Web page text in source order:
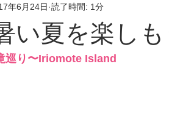
パナリ島 ヨット
い夏を楽し
年6月24日 読了時間: 1分
巡り〜Iriomote Island